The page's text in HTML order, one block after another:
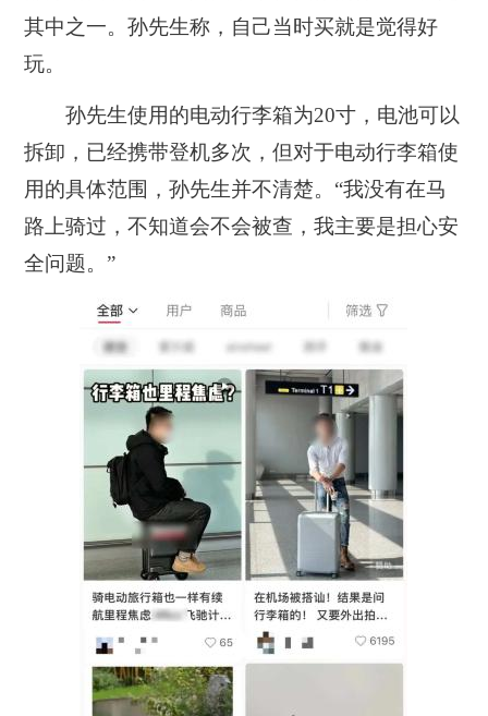
其中之一。孙先生称，自己当时买就是觉得好
玩。
孙先生使用的电动行李箱为20寸，电池可以
拆卸，已经携带登机多次，但对于电动行李箱使
用的具体范围，孙先生并不清楚。“我没有在马
路上骑过，不知道会不会被查，我主要是担心安
全问题。”